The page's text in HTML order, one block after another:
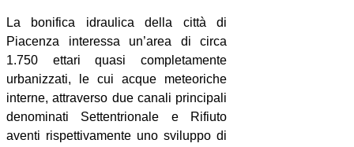
La bonifica idraulica della città di
Piacenza interessa un’area di circa
1.750 ettari quasi completamente
urbanizzati, le cui acque meteoriche
interne, attraverso due canali principali
denominati Settentrionale e Rifiuto
aventi rispettivamente uno sviluppo di